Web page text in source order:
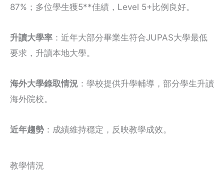
87%；多位學生獲5**佳績，Level 5+比例良好。
升讀大學率 ：近年大部分畢業生符合JUPAS大學最低
要求，升讀本地大學。
海外大學錄取情況 ：學校提供升學輔導，部分學生升讀
海外院校。
近年趨勢 ：成績維持穩定，反映教學成效。
教學情況